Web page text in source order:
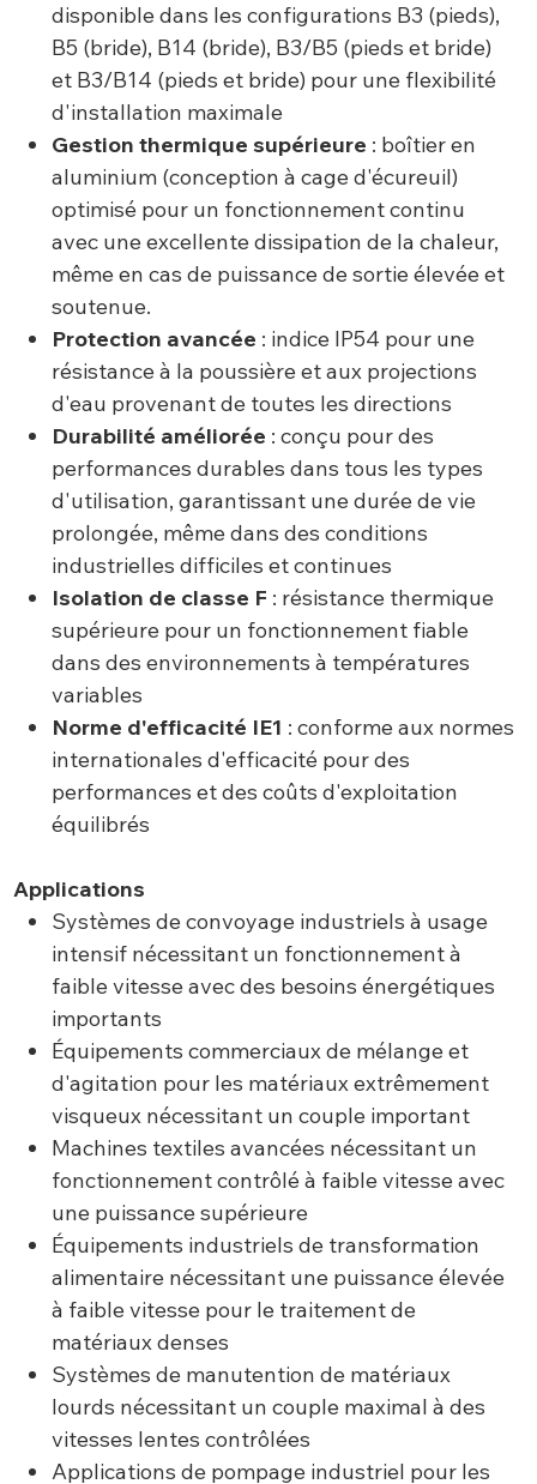
disponible dans les configurations B3 (pieds),
B5 (bride), B14 (bride), B3/B5 (pieds et bride)
et B3/B14 (pieds et bride) pour une flexibilité
d'installation maximale
Gestion thermique supérieure : boîtier en
aluminium (conception à cage d'écureuil)
optimisé pour un fonctionnement continu
avec une excellente dissipation de la chaleur,
même en cas de puissance de sortie élevée et
soutenue.
Protection avancée : indice IP54 pour une
résistance à la poussière et aux projections
d'eau provenant de toutes les directions
Durabilité améliorée : conçu pour des
performances durables dans tous les types
d'utilisation, garantissant une durée de vie
prolongée, même dans des conditions
industrielles difficiles et continues
Isolation de classe F : résistance thermique
supérieure pour un fonctionnement fiable
dans des environnements à températures
variables
Norme d'efficacité IE1 : conforme aux normes
internationales d'efficacité pour des
performances et des coûts d'exploitation
équilibrés
Applications
Systèmes de convoyage industriels à usage
intensif nécessitant un fonctionnement à
faible vitesse avec des besoins énergétiques
importants
Équipements commerciaux de mélange et
d'agitation pour les matériaux extrêmement
visqueux nécessitant un couple important
Machines textiles avancées nécessitant un
fonctionnement contrôlé à faible vitesse avec
une puissance supérieure
Équipements industriels de transformation
alimentaire nécessitant une puissance élevée
à faible vitesse pour le traitement de
matériaux denses
Systèmes de manutention de matériaux
lourds nécessitant un couple maximal à des
vitesses lentes contrôlées
Applications de pompage industriel pour les